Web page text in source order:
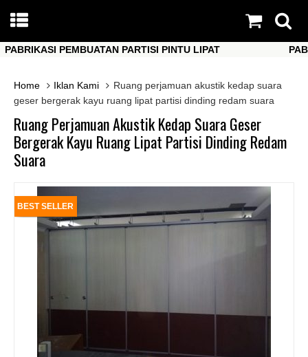
PEMBUATAN PARTISI PINTU LIPAT
Home
Iklan Kami
Ruang perjamuan akustik kedap suara
geser bergerak kayu ruang lipat partisi dinding redam suara
Ruang Perjamuan Akustik Kedap Suara Geser
Bergerak Kayu Ruang Lipat Partisi Dinding Redam
Suara
BEST SELLER